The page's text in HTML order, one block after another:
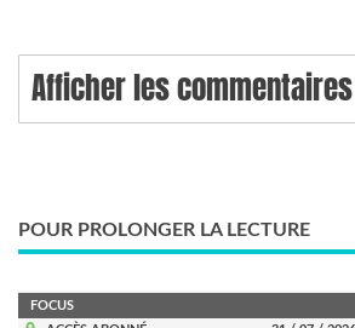
Afficher les commentaires
POUR PROLONGER LA LECTURE
FOCUS